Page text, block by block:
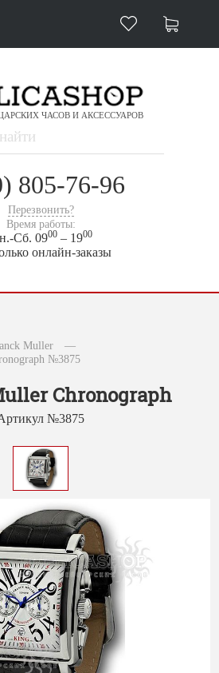
ЧАСОВ И АКСЕССУАРОВ
805-76-96
Перезвонить?
Время работы:
Сб. 0900– 1900
онлайн-заказы
Muller
—
№3875
Chronograph
№3875